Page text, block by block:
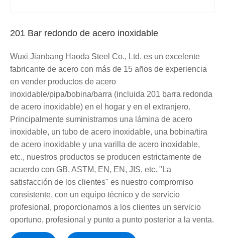
201 Bar redondo de acero inoxidable
Wuxi Jianbang Haoda Steel Co., Ltd. es un excelente
fabricante de acero con más de 15 años de experiencia
en vender productos de acero
inoxidable/pipa/bobina/barra (incluida 201 barra redonda
de acero inoxidable) en el hogar y en el extranjero.
Principalmente suministramos una lámina de acero
inoxidable, un tubo de acero inoxidable, una bobina/tira
de acero inoxidable y una varilla de acero inoxidable,
etc., nuestros productos se producen estrictamente de
acuerdo con GB, ASTM, EN, EN, JIS, etc. "La
satisfacción de los clientes" es nuestro compromiso
consistente, con un equipo técnico y de servicio
profesional, proporcionamos a los clientes un servicio
oportuno, profesional y punto a punto posterior a la venta.